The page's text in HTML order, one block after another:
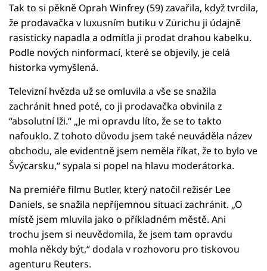
Tak to si pěkně Oprah Winfrey (59) zavařila, když tvrdila,
že prodavačka v luxusním butiku v Zürichu ji údajně
rasisticky napadla a odmítla ji prodat drahou kabelku.
Podle nových ninformací, které se objevily, je celá
historka vymyšlená.
Televizní hvězda už se omluvila a vše se snažila
zachránit hned poté, co ji prodavačka obvinila z
“absolutní lži.“ „Je mi opravdu líto, že se to takto
nafouklo. Z tohoto důvodu jsem také neuváděla název
obchodu, ale evidentně jsem neměla říkat, že to bylo ve
Švýcarsku,“ sypala si popel na hlavu moderátorka.
Na premiéře filmu Butler, který natočil režisér Lee
Daniels, se snažila nepříjemnou situaci zachránit. „O
místě jsem mluvila jako o příkladném městě. Ani
trochu jsem si neuvědomila, že jsem tam opravdu
mohla někdy být,“ dodala v rozhovoru pro tiskovou
agenturu Reuters.